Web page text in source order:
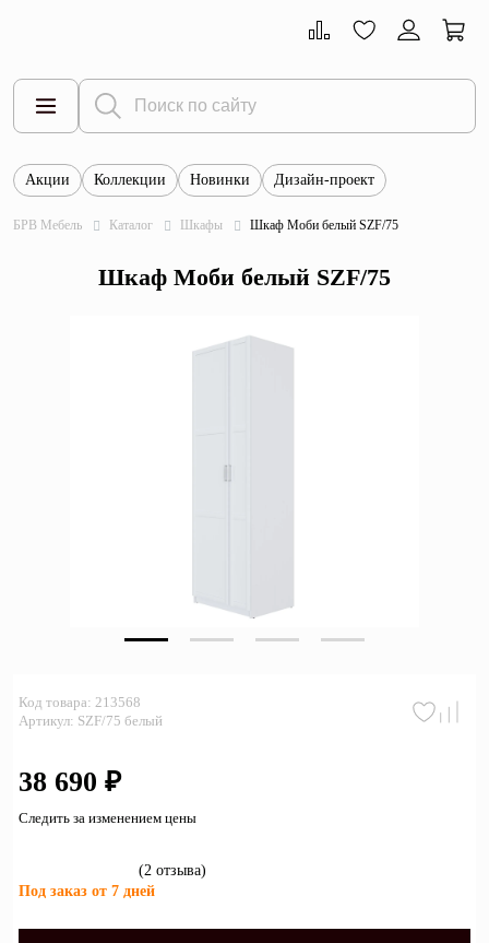
Все товары
Тумбы
Шкафы
Освещение
Наши салоны
Дизайнерам и архитекторам
Обратный звонок
Акции Коллекции Новинки Дизайн-проект
БРВ Мебель Каталог Шкафы Шкаф Моби белый SZF/75
Шкаф Моби белый SZF/75
Код товара: 213568
Артикул: SZF/75 белый
38 690 ₽
Следить за изменением цены
(2 отзывa)
Под заказ от 7 дней